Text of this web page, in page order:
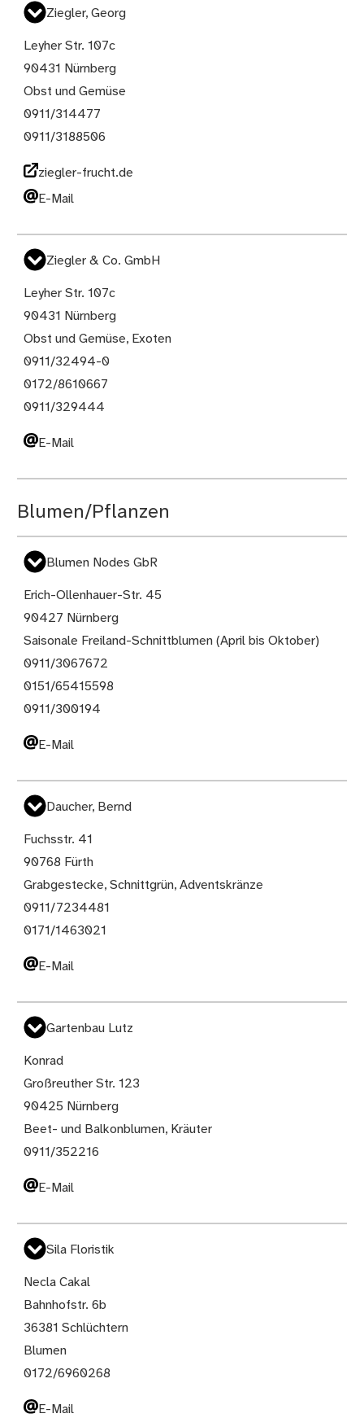
Ziegler, Georg
Leyher Str. 107c
90431 Nürnberg
Obst und Gemüse
0911/314477
0911/3188506
ziegler-frucht.de
E-Mail
Ziegler & Co. GmbH
Leyher Str. 107c
90431 Nürnberg
Obst und Gemüse, Exoten
0911/32494-0
0172/8610667
0911/329444
E-Mail
Blumen/Pflanzen
Blumen Nodes GbR
Erich-Ollenhauer-Str. 45
90427 Nürnberg
Saisonale Freiland-Schnittblumen (April bis Oktober)
0911/3067672
0151/65415598
0911/300194
E-Mail
Daucher, Bernd
Fuchsstr. 41
90768 Fürth
Grabgestecke, Schnittgrün, Adventskränze
0911/7234481
0171/1463021
E-Mail
Gartenbau Lutz
Konrad
Großreuther Str. 123
90425 Nürnberg
Beet- und Balkonblumen, Kräuter
0911/352216
E-Mail
Sila Floristik
Necla Cakal
Bahnhofstr. 6b
36381 Schlüchtern
Blumen
0172/6960268
E-Mail